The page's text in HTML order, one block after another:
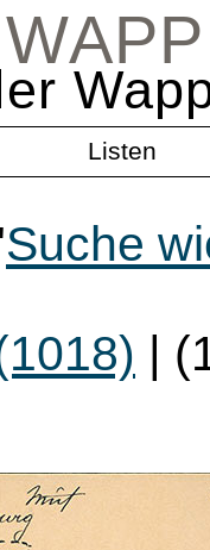
Listen
Suche
|